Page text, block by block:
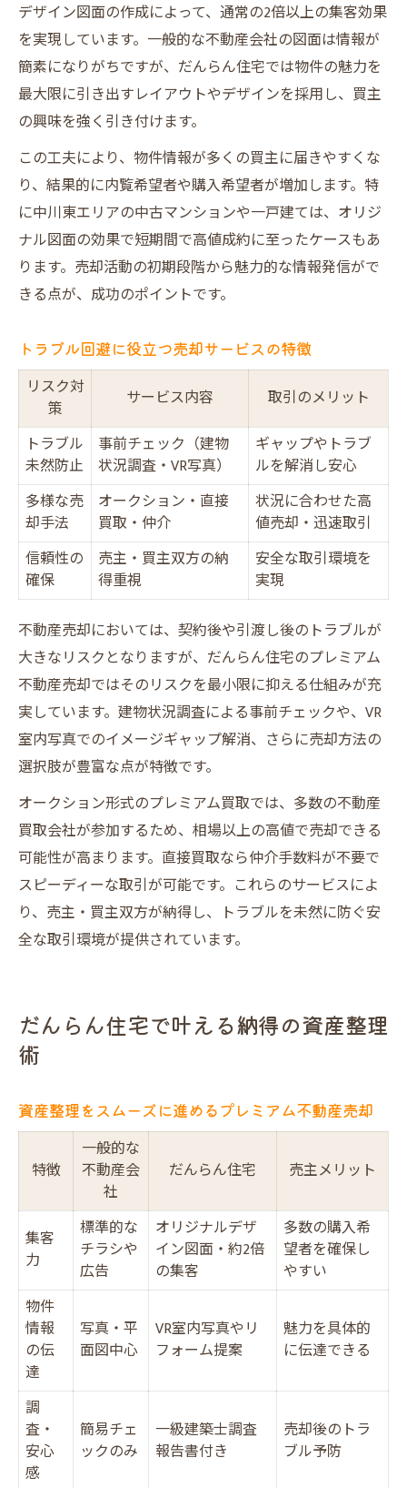
デザイン図面の作成によって、通常の2倍以上の集客効果
を実現しています。一般的な不動産会社の図面は情報が
簡素になりがちですが、だんらん住宅では物件の魅力を
最大限に引き出すレイアウトやデザインを採用し、買主
の興味を強く引き付けます。
この工夫により、物件情報が多くの買主に届きやすくな
り、結果的に内覧希望者や購入希望者が増加します。特
に中川東エリアの中古マンションや一戸建ては、オリジ
ナル図面の効果で短期間で高値成約に至ったケースもあ
ります。売却活動の初期段階から魅力的な情報発信がで
きる点が、成功のポイントです。
トラブル回避に役立つ売却サービスの特徴
リスク対
策
サービス内容
取引のメリット
トラブル
未然防止
事前チェック（建物
状況調査・VR写真）
ギャップやトラブ
ルを解消し安心
多様な売
却手法
オークション・直接
買取・仲介
状況に合わせた高
値売却・迅速取引
信頼性の
確保
売主・買主双方の納
得重視
安全な取引環境を
実現
不動産売却においては、契約後や引渡し後のトラブルが
大きなリスクとなりますが、だんらん住宅のプレミアム
不動産売却ではそのリスクを最小限に抑える仕組みが充
実しています。建物状況調査による事前チェックや、VR
室内写真でのイメージギャップ解消、さらに売却方法の
選択肢が豊富な点が特徴です。
オークション形式のプレミアム買取では、多数の不動産
買取会社が参加するため、相場以上の高値で売却できる
可能性が高まります。直接買取なら仲介手数料が不要で
スピーディーな取引が可能です。これらのサービスによ
り、売主・買主双方が納得し、トラブルを未然に防ぐ安
全な取引環境が提供されています。
だんらん住宅で叶える納得の資産整理
術
資産整理をスムーズに進めるプレミアム不動産売却
特徴
一般的な
不動産会
社
だんらん住宅 売主メリット
集客
力
標準的な
チラシや
広告
オリジナルデザ
イン図面・約2倍
の集客
多数の購入希
望者を確保し
やすい
物件
情報
の伝
達
写真・平
面図中心
VR室内写真やリ
フォーム提案
魅力を具体的
に伝達できる
調
査・
安心
感
簡易チェ
ックのみ
一級建築士調査
報告書付き
売却後のトラ
ブル予防